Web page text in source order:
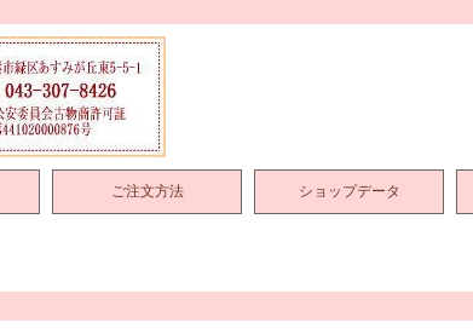
ご注文方法 ショップデータ